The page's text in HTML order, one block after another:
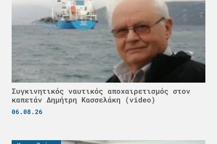
Συγκινητικός ναυτικός αποχαιρετισμός στον
καπετάν Δημήτρη Κασσελάκη (video)
06.08.26